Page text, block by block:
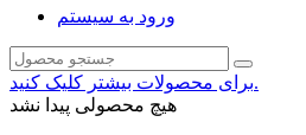
ورود به سیستم
برای محصولات بیشتر کلیک کنید.
هیچ محصولی پیدا نشد